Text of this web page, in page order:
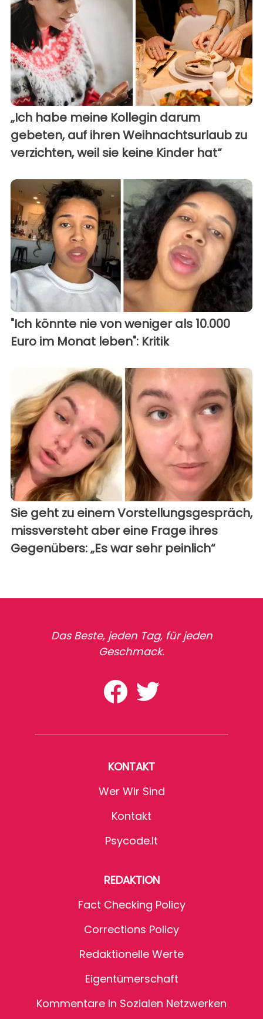
„Ich habe meine Kollegin darum
gebeten, auf ihren Weihnachtsurlaub zu
verzichten, weil sie keine Kinder hat“
"Ich könnte nie von weniger als 10.000
Euro im Monat leben": Kritik
Sie geht zu einem Vorstellungsgespräch,
missversteht aber eine Frage ihres
Gegenübers: „Es war sehr peinlich“
Das Beste, jeden Tag, für jeden
Geschmack.
KONTAKT
Wer Wir Sind
Kontakt
Psycode.it
REDAKTION
Fact Checking Policy
Corrections Policy
Redaktionelle Werte
Eigentümerschaft
Kommentare In Sozialen Netzwerken